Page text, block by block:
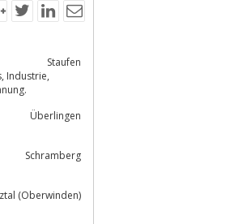
Staufen
Überlingen
Schramberg
(Oberwinden)